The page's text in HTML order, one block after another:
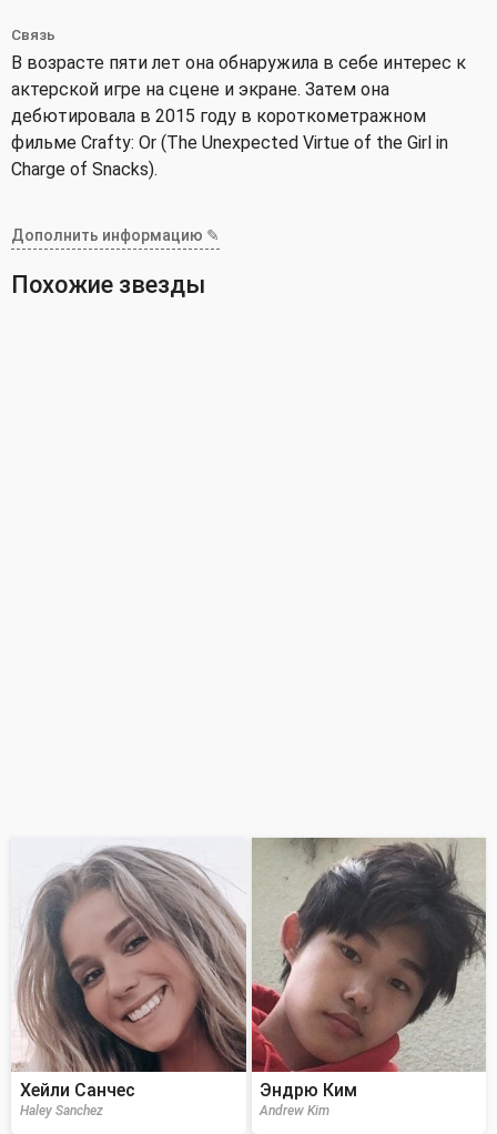
Связь
В возрасте пяти лет она обнаружила в себе интерес к
актерской игре на сцене и экране. Затем она
дебютировала в 2015 году в короткометражном
фильме Crafty: Or (The Unexpected Virtue of the Girl in
Charge of Snacks).
Дополнить информацию ✎
Похожие звезды
Хейли Санчес
Haley Sanchez
Эндрю Ким
Andrew Kim